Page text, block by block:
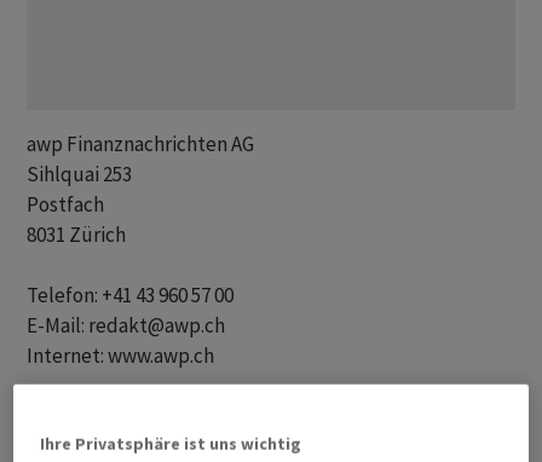
awp Finanznachrichten AG
Sihlquai 253
Postfach
8031 Zürich
Telefon: +41 43 960 57 00
E-Mail: redakt@awp.ch
Internet: www.awp.ch
Ihre Privatsphäre ist uns wichtig